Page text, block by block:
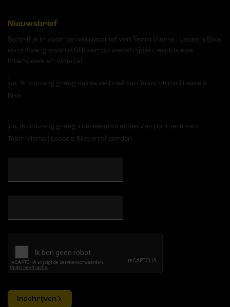
Nieuwsbrief
Schrijf je in voor de nieuwsbrief van Team Visma | Lease a Bike
en ontvang vooruitblikken op wedstrijden, exclusieve
interviews en video's!
Ja, ik ontvang graag de nieuwsbrief van Team Visma | Lease a
Bike
Ja, ik ontvang graag interessante acties van partners van
Team Visma | Lease a Bike en/of derden
Inschrijven